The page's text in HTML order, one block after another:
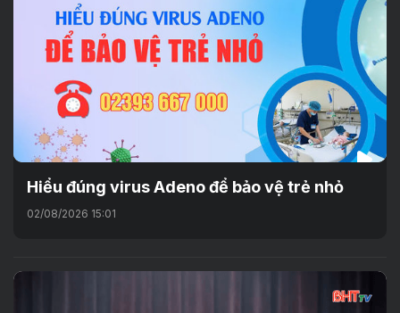
Hiểu đúng virus Adeno để bảo vệ trẻ nhỏ
02/08/2026 15:01